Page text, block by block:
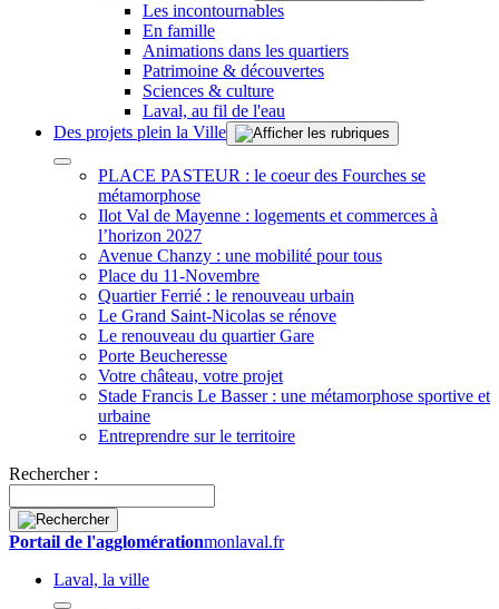
Les incontournables
En famille
Animations dans les quartiers
Patrimoine & découvertes
Sciences & culture
Laval, au fil de l'eau
Des projets plein la Ville
PLACE PASTEUR : le coeur des Fourches se
métamorphose
Ilot Val de Mayenne : logements et commerces à
l’horizon 2027
Avenue Chanzy : une mobilité pour tous
Place du 11-Novembre
Quartier Ferrié : le renouveau urbain
Le Grand Saint-Nicolas se rénove
Le renouveau du quartier Gare
Porte Beucheresse
Votre château, votre projet
Stade Francis Le Basser : une métamorphose sportive et
urbaine
Entreprendre sur le territoire
Rechercher :
Portail de l'agglomérationmonlaval.fr
Laval, la ville